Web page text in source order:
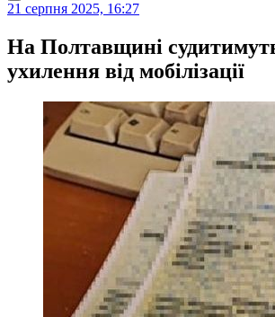
21 серпня 2025, 16:27
На Полтавщині
ухилення від мобілізації